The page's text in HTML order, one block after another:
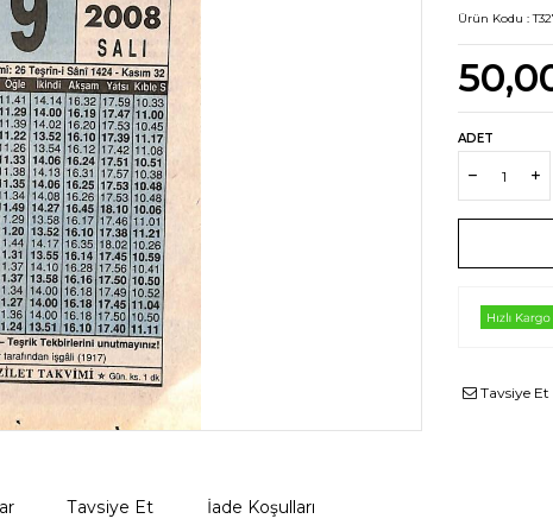
Ürün Kodu :
ADET
Tavsiye Et
Tavsiye Et İade Koşulları